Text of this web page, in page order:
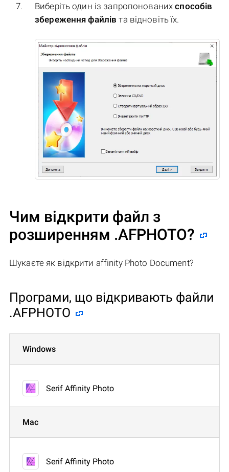
Виберіть один із запропонованихспособів
збереження файлів та відновіть їх.
Чим відкрити файл з
розширенням .AFPHOTO?
Шукаєте як відкрити affinity Photo Document?
Програми, що відкривають файли
.AFPHOTO
Windows
Serif Affinity Photo
Mac
Serif Affinity Photo